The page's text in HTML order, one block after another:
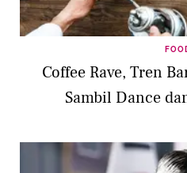
Coffee Rave, Tren
Sambil Dance